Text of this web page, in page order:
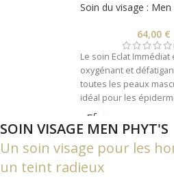
Soin du visage : Men
64,00 €
Le soin Eclat
oxygénant et
toutes les peaux
idéal pour les
asphyxiés ou les
Type de Peau: Peaux
Attente: Purifie et
Fréquence conseillée
soins en institut (1 soin
SOIN VISAGE MEN PHYT'S
Un soin visage pour les
un teint radieux